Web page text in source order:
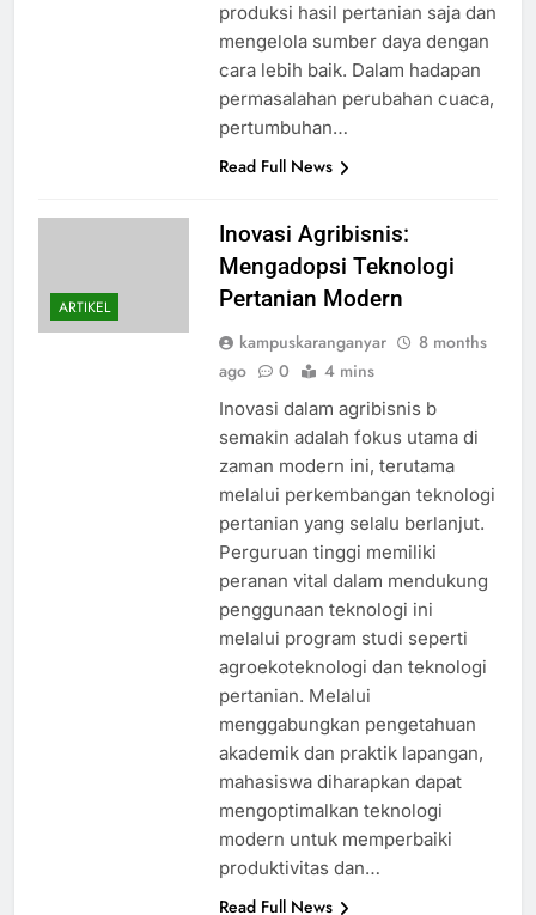
produksi hasil pertanian saja dan
mengelola sumber daya dengan
cara lebih baik. Dalam hadapan
permasalahan perubahan cuaca,
pertumbuhan…
Read Full News
ARTIKEL
Inovasi Agribisnis:
Mengadopsi Teknologi
Pertanian Modern
kampuskaranganyar
8 months
ago
0 4 mins
Inovasi dalam agribisnis b
semakin adalah fokus utama di
zaman modern ini, terutama
melalui perkembangan teknologi
pertanian yang selalu berlanjut.
Perguruan tinggi memiliki
peranan vital dalam mendukung
penggunaan teknologi ini
melalui program studi seperti
agroekoteknologi dan teknologi
pertanian. Melalui
menggabungkan pengetahuan
akademik dan praktik lapangan,
mahasiswa diharapkan dapat
mengoptimalkan teknologi
modern untuk memperbaiki
produktivitas dan…
Read Full News